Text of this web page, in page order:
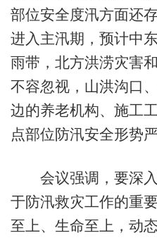
部位安全度汛方面还
进入主汛期，预计中
雨带，北方洪涝灾害
不容忽视，山洪沟口
边的养老机构、施工
点部位防汛安全形势
会议强调，要深入
于防汛救灾工作的重
至上、生命至上，动